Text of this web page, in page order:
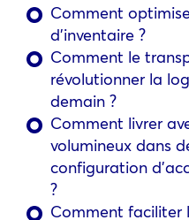
Comment
d’inventaire ?
Comment le
révolutionner la
demain ?
Comment livrer
volumineux dans
configuration
?
Comment faciliter